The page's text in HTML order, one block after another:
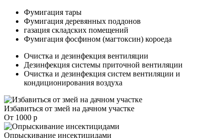
Фумигация тары
Фумигация деревянных поддонов
газация складских помещений
Фумигация фосфином (магтоксин) короеда
Очистка и дезинфекция вентиляции
Дезинфекция системы приточной вентиляции
Очистка и дезинфекция систем вентиляции и
кондиционирования воздуха
Избавиться от змей на дачном участке
От 1000 р
Опрыскивание инсектицидами